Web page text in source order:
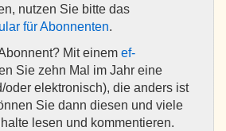
nutzen Sie bitte das
für Abonnenten.
Mit einem ef-
Sie zehn Mal im Jahr eine
oder elektronisch), die anders ist
Sie dann diesen und viele
lesen und kommentieren.